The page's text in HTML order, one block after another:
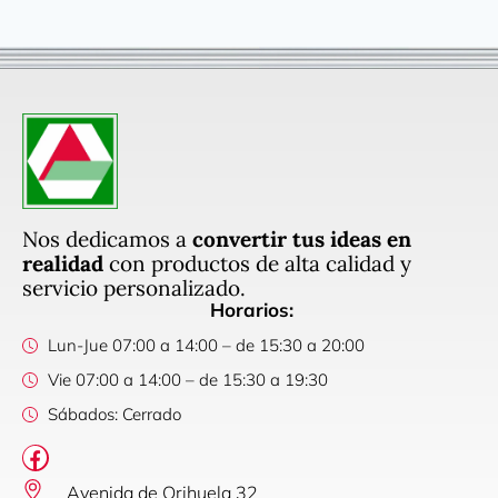
Nos dedicamos a convertir tus ideas en
realidad con productos de alta calidad y
servicio personalizado.
Horarios:
Lun-Jue 07:00 a 14:00 – de 15:30 a 20:00
Vie 07:00 a 14:00 – de 15:30 a 19:30
Sábados: Cerrado
Avenida de Orihuela 32